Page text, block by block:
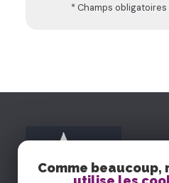
* Champs obligatoires
Comme beaucoup,